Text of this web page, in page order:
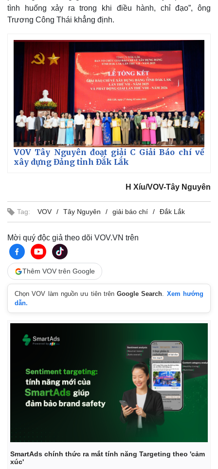
tình huống xảy ra trong khi điều hành, chỉ đạo”, ông
Trương Công Thái khẳng định.
VOV Tây Nguyên đoạt giải C Giải Báo chí về
xây dựng Đảng tỉnh Đắk Lắk
H Xíu/VOV-Tây Nguyên
Tag: VOV Tây Nguyên giải báo chí Đắk Lắk
Mời quý độc giả theo dõi VOV.VN trên
Thêm VOV trên Google
Chọn VOV làm nguồn ưu tiên trênGoogle Search. Xem hướng
dẫn.
SmartAds chính thức ra mắt tính năng Targeting theo 'cảm
xúc'